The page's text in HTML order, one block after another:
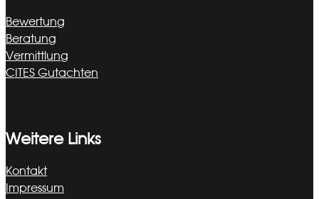
Bewertung
Beratung
Vermittlung
CITES Gutachten
Weitere Links
Kontakt
Impressum